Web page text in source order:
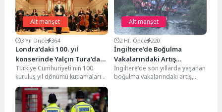
Alt manşet
3 Yıl Önce 364
Londra’daki 100. yıl
konserinde Yalçın Tura’dan
dünya prömiyeri
Türkiye Cumhuriyeti'nin 100.
kuruluş yıl dönümü kutlamaları
kapsamında, çağdaş Türk
müziğinin önemli
bestecilerinden Yalçın Tura'nın...
Alt manşet
2 Hf. Önce 220
İngiltere’de Boğulma
Vakalarındaki Artış
Hükümeti Harekete Geçirdi
İngiltere'de son yıllarda yaşanan
boğulma vakalarındaki artış,